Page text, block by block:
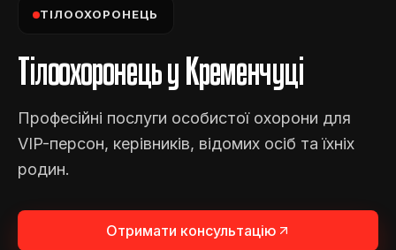
ТІЛООХОРОНЕЦЬ
Тілоохоронець у Кременчуці
Професійні послуги особистої охорони для
VIP-персон, керівників, відомих осіб та їхніх
родин.
Отримати консультацію